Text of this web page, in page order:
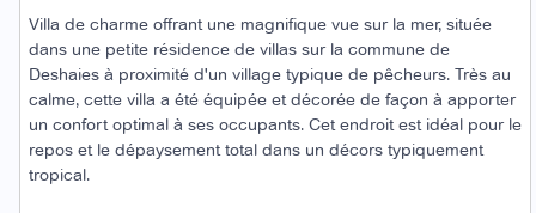
Villa de charme offrant une magnifique vue sur la mer, située
dans une petite résidence de villas sur la commune de
Deshaies à proximité d'un village typique de pêcheurs. Très au
calme, cette villa a été équipée et décorée de façon à apporter
un confort optimal à ses occupants. Cet endroit est idéal pour le
repos et le dépaysement total dans un décors typiquement
tropical.